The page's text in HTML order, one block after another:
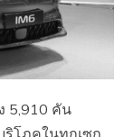
5,910 คัน